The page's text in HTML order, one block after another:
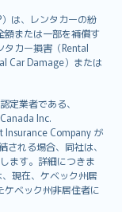
は、レンタカーの紛
額または一部を補償す
タカー損害（Rental
Car Damage）または
定業者である、
Inc.
Insurance Company が
れる場合、同社は、
ます。詳細につきま
現在、ケベック州居
ベック州非居住者に